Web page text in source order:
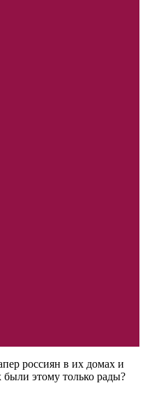
россиян в их домах и
этому только рады?